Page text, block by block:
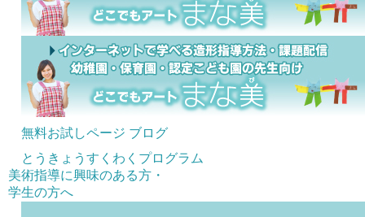
無料お試しページ ブログ
とうきょうすくわくプログラム
美術指導に興味のある方・
学生の方へ